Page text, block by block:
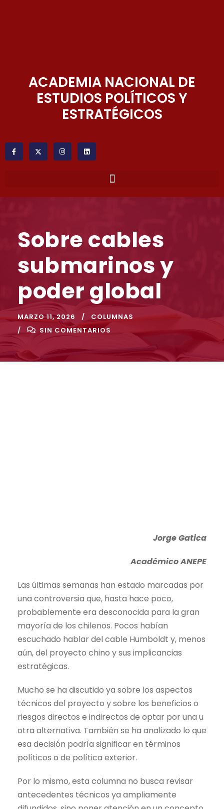
ACADEMIA NACIONAL DE
ESTUDIOS POLÍTICOS Y
ESTRATÉGICOS
Sobre cables
submarinos y
poder global
MARZO 11, 2026
COLUMNAS
SIN COMENTARIOS
Jorge Gatica
Académico ANEPE
Las últimas semanas han estado marcadas por
una controversia que, hasta hace poco,
probablemente era desconocida para la gran
mayoría de los chilenos. Pocos habían
escuchado hablar del cable Humboldt y, menos
aún, del proyecto chino y sus implicancias
estratégicas.
Mucho se ha discutido ya sobre los aspectos
técnicos del proyecto y sobre los beneficios o
riesgos directos e indirectos de optar por una u
otra alternativa. También se ha analizado lo que
esa decisión podría significar en términos
políticos o de política exterior.
Por lo mismo, esta columna no busca revisar
antecedentes técnicos ya ampliamente